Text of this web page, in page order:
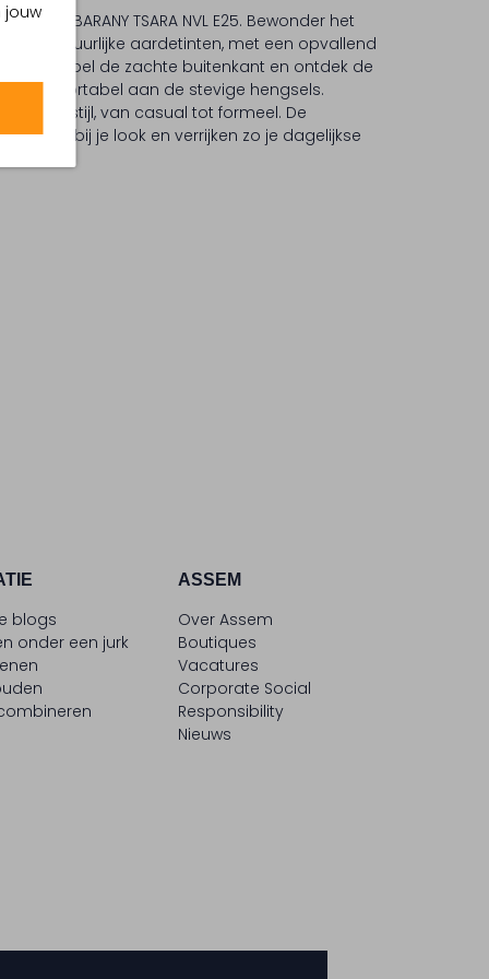
jouw
de RABARANY TSARA NVL E25. Bewonder het
in natuurlijke aardetinten, met een opvallend
Voel de zachte buitenkant en ontdek de
comfortabel aan de stevige hengsels.
iedere stijl, van casual tot formeel. De
bij je look en verrijken zo je dagelijkse
blogs
onder een jurk
ASSEM
Over Assem
Boutiques
Vacatures
Corporate Social
Responsibility
Nieuws